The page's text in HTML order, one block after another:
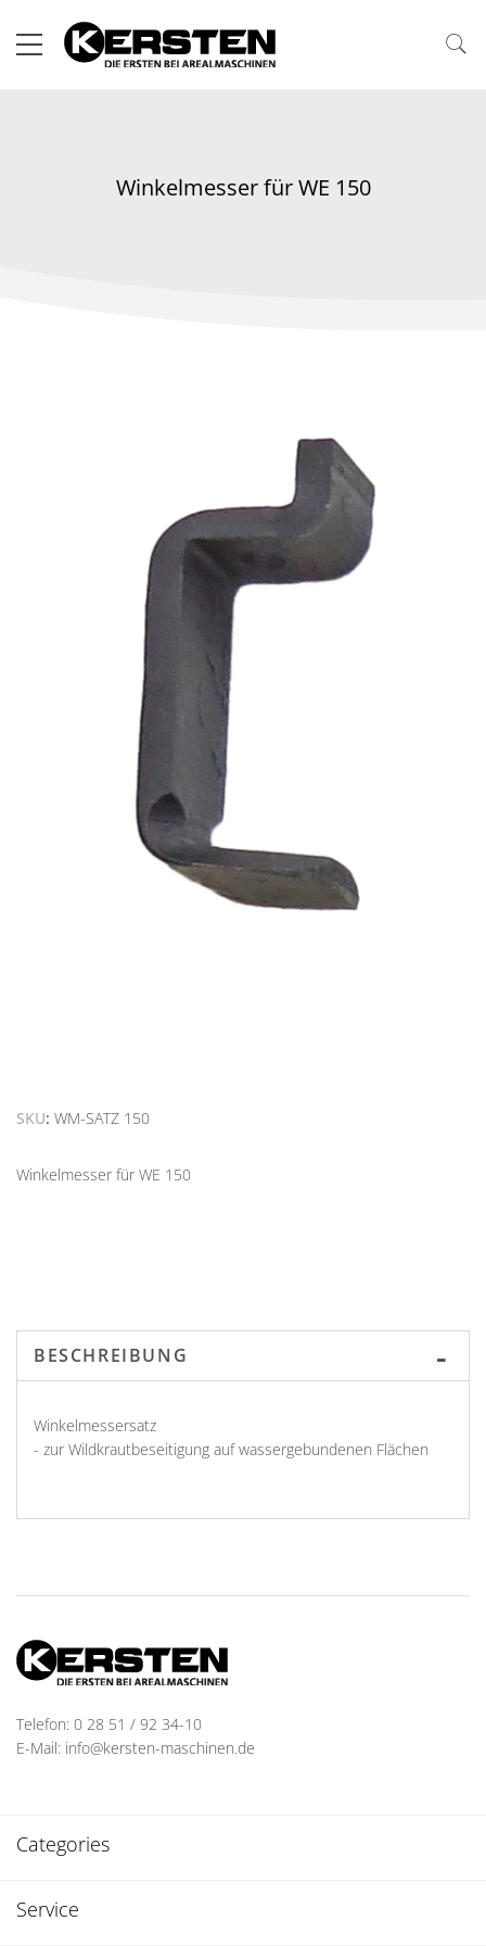
Winkelmesser für WE 150
SKU WM-SATZ 150
Winkelmesser für WE 150
BESCHREIBUNG
Winkelmessersatz
- zur Wildkrautbeseitigung auf wassergebundenen Flächen
Telefon: 0 28 51 / 92 34-10
E-Mail: info@kersten-maschinen.de
Categories
Service